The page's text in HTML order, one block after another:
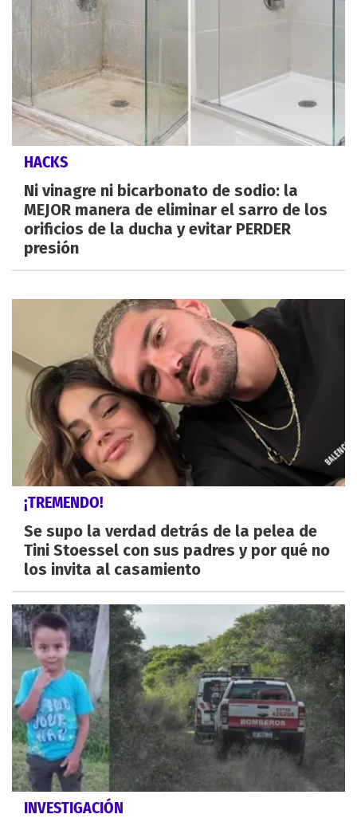
HACKS
Ni vinagre ni bicarbonato de sodio: la
MEJOR manera de eliminar el sarro de los
orificios de la ducha y evitar PERDER
presión
¡TREMENDO!
Se supo la verdad detrás de la pelea de
Tini Stoessel con sus padres y por qué no
los invita al casamiento
INVESTIGACIÓN